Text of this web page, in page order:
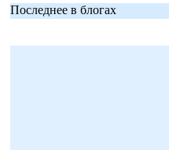
Последнее в блогах